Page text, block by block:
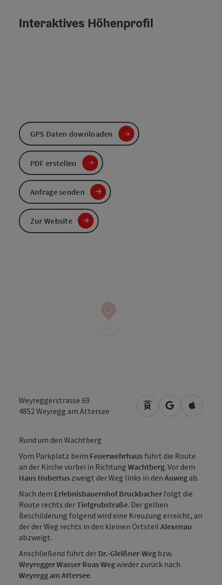
Weyreggerstrasse 69
4852 Weyregg am Attersee Anreise mit
in Google
in
Rund um den Wachtberg
Vom Parkplatz beim Feuerwehrhaus führt die Route
an der Kirche vorbei in Richtung Wachtberg. Vor dem
Haus Hubertus zweigt der Weg links in den Auweg ab.
Nach dem Erlebnisbauernhof Bruckbacher folgt die
Route rechts derTiefgrubstraße. Der gelben
Beschilderung folgend wird eine Kreuzung erreicht, an
der der Weg rechts in den kleinen Ortsteil Alexenau
abzweigt.
Anschließend führt der Dr.-Gleißner-Weg bzw.
Weyregger Wasser Roas Wegwieder zurück nach
Weyregg am Attersee.
Interaktives Höhenprofil
GPS Daten downloaden
PDF erstellen
Anfrage senden
Zur Website